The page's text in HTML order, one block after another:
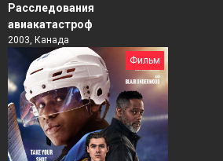
Расследования
авиакатастроф
2003, Канада
Фильм